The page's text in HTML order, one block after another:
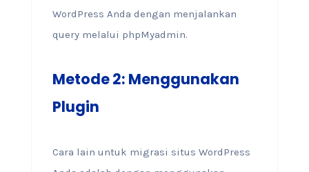
WordPress Anda dengan menjalankan
query melalui phpMyadmin.
Metode 2: Menggunakan
Plugin
Cara lain untuk migrasi situs WordPress